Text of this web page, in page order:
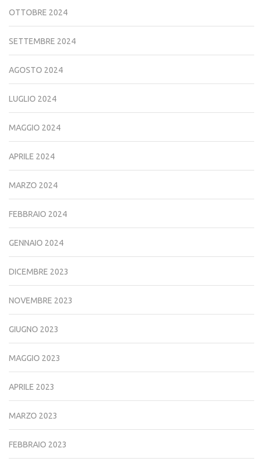
OTTOBRE 2024
SETTEMBRE 2024
AGOSTO 2024
LUGLIO 2024
MAGGIO 2024
APRILE 2024
MARZO 2024
FEBBRAIO 2024
GENNAIO 2024
DICEMBRE 2023
NOVEMBRE 2023
GIUGNO 2023
MAGGIO 2023
APRILE 2023
MARZO 2023
FEBBRAIO 2023